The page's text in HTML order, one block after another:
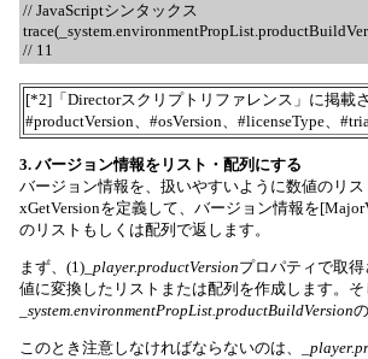
// JavaScriptシンタックス
// 11
[*2]「Directorスクリプトリファレンス」に掲載
#productVersion、#osVersion、#licenseType、
3. バージョン情報をリスト・配列にする
バージョン情報を、扱いやすいように数値のリ
xGetVersionを定義して、バージョン情報を
のリストもしくは配列で返します。
まず、(1) _player.productVersionプロパティで取
値に変換したリストまたは配列を作成します。
_system.environmentPropList.productBuildVersion
このとき注意しなければならないのは、